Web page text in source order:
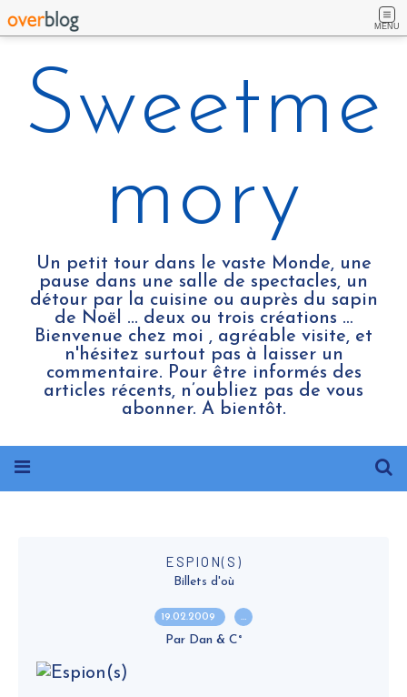
MENU
Sweetme
mory
Un petit tour dans le vaste Monde, une
pause dans une salle de spectacles, un
détour par la cuisine ou auprès du sapin
de Noël ... deux ou trois créations …
Bienvenue chez moi , agréable visite, et
n'hésitez surtout pas à laisser un
commentaire. Pour être informés des
articles récents, n’oubliez pas de vous
abonner. A bientôt.
ESPION(S)
Billets d'où
19.02.2009 …
Par Dan & C°